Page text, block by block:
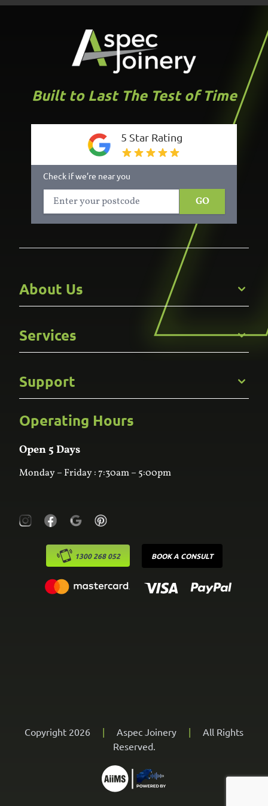
Built to Last The Test of Time
5 Star Rating
Check if we’re near you
GO
About Us
Careers
Gallery
Services
Kitchens
Bathroom
Custom Joinery
Wardrobes
Laundry
Support
Frequently Asked Questions
Contact Us
Online Estimator
Operating Hours
Open 5 Days
Monday – Friday : 7:30am – 5:00pm
1300 268 052 BOOK A CONSULT
Copyright 2026 | Aspec Joinery |
All Rights
Reserved.